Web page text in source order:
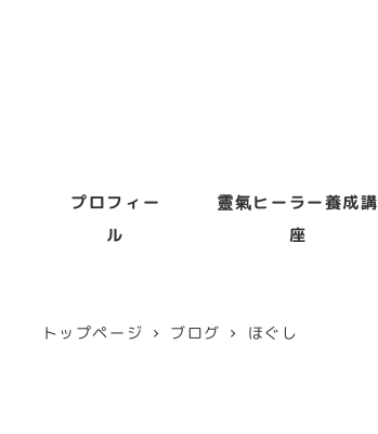
プロフィー
ル
靈氣ヒーラー養成講
座
トップページ ブログ ほぐし